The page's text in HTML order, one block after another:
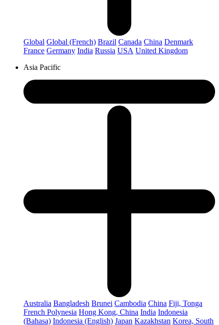
Global Global (French) Brazil Canada China Denmark
France Germany India Russia USA United Kingdom
Asia Pacific
Australia Bangladesh Brunei Cambodia China Fiji, Tonga
French Polynesia Hong Kong, China India Indonesia
(Bahasa) Indonesia (English) Japan Kazakhstan Korea, South